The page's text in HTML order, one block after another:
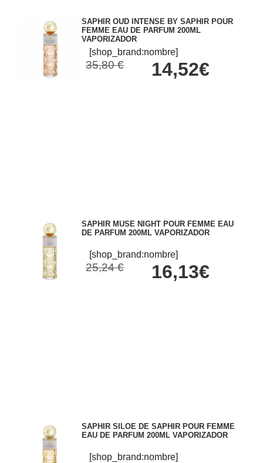
SAPHIR OUD INTENSE BY SAPHIR POUR
FEMME EAU DE PARFUM 200ML
VAPORIZADOR
[shop_brand:nombre]
35,80 € 14,52€
SAPHIR MUSE NIGHT POUR FEMME EAU
DE PARFUM 200ML VAPORIZADOR
[shop_brand:nombre]
25,24 € 16,13€
SAPHIR SILOE DE SAPHIR POUR FEMME
EAU DE PARFUM 200ML VAPORIZADOR
[shop_brand:nombre]